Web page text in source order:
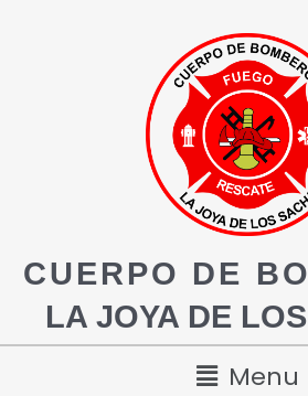
CUERPO DE
LA JOYA DE
Menu